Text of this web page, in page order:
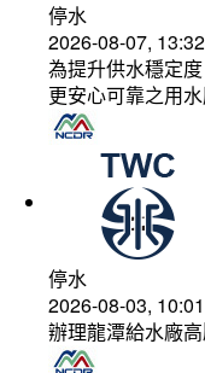
停水
2026-08-07,
為提升供水穩定
更安心可靠之用水
停水
2026-08-03,
辦理龍潭給水廠